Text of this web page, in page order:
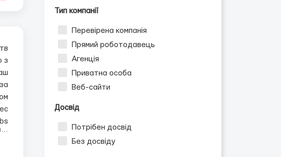
Тип компанії
Перевірена компанія
Прямий роботодавець
Агенція
Приватна особа
Веб-сайти
Досвід
Потрібен досвід
Без досвіду